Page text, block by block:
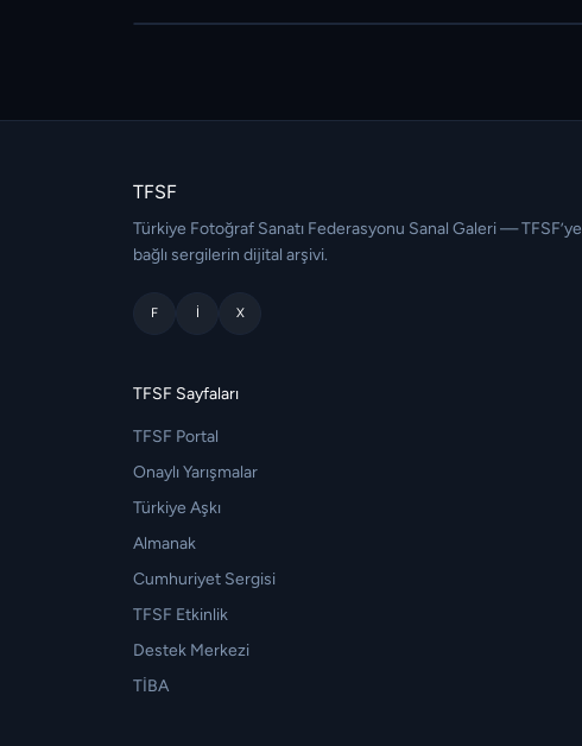
TFSF
Türkiye Fotoğraf Sanatı Federasyonu Sanal Galeri — TFSF’ye
bağlı sergilerin dijital arşivi.
F I X
TFSF Sayfaları
TFSF Portal
Onaylı Yarışmalar
Türkiye Aşkı
Almanak
Cumhuriyet Sergisi
TFSF Etkinlik
Destek Merkezi
TİBA